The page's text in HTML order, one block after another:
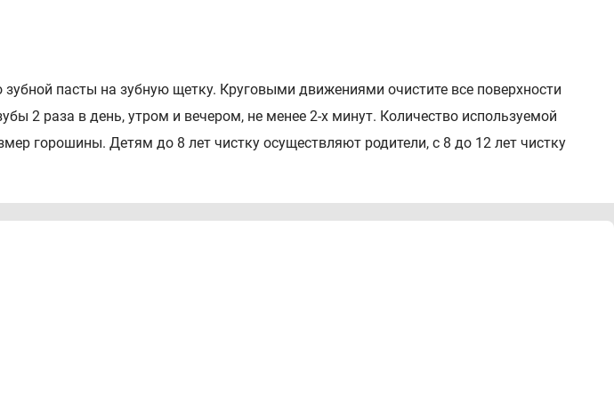
зубной пасты на зубную щетку. Круговыми движениями очистите все поверхности
2 раза в день, утром и вечером, не менее 2-х минут. Количество используемой
горошины. Детям до 8 лет чистку осуществляют родители, с 8 до 12 лет чистку